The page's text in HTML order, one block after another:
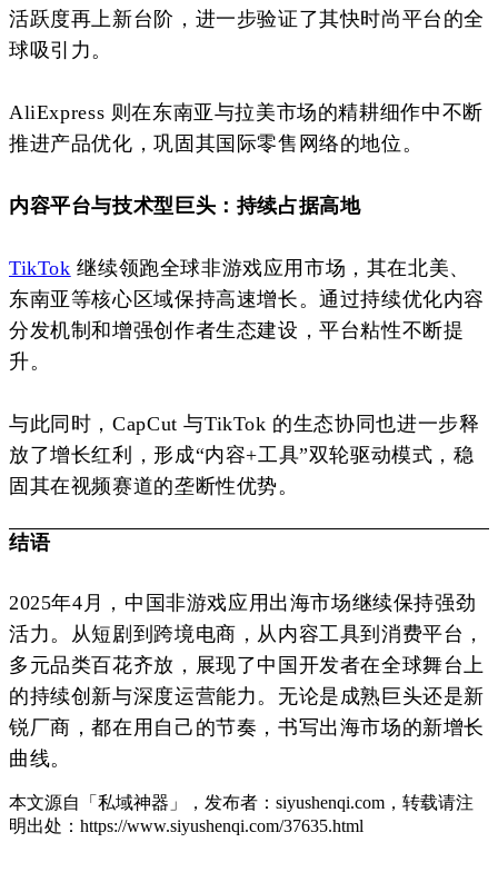
活跃度再上新台阶，进一步验证了其快时尚平台的全
球吸引力。
AliExpress 则在东南亚与拉美市场的精耕细作中不断
推进产品优化，巩固其国际零售网络的地位。
内容平台与技术型巨头：持续占据高地
TikTok 继续领跑全球非游戏应用市场，其在北美、
东南亚等核心区域保持高速增长。通过持续优化内容
分发机制和增强创作者生态建设，平台粘性不断提
升。
与此同时，CapCut 与TikTok 的生态协同也进一步释
放了增长红利，形成“内容+工具”双轮驱动模式，稳
固其在视频赛道的垄断性优势。
结语
2025年4月，中国非游戏应用出海市场继续保持强劲
活力。从短剧到跨境电商，从内容工具到消费平台，
多元品类百花齐放，展现了中国开发者在全球舞台上
的持续创新与深度运营能力。无论是成熟巨头还是新
锐厂商，都在用自己的节奏，书写出海市场的新增长
曲线。
本文源自「私域神器」，发布者：siyushenqi.com，转载请注
明出处： https://www.siyushenqi.com/37635.html